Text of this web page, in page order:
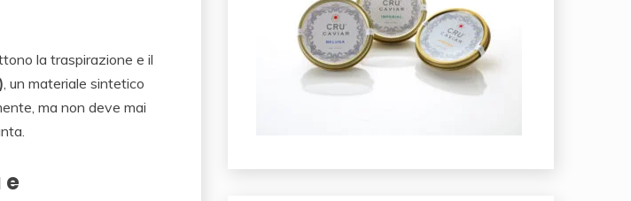
la traspirazione e il
, un materiale sintetico
ma non deve mai
e